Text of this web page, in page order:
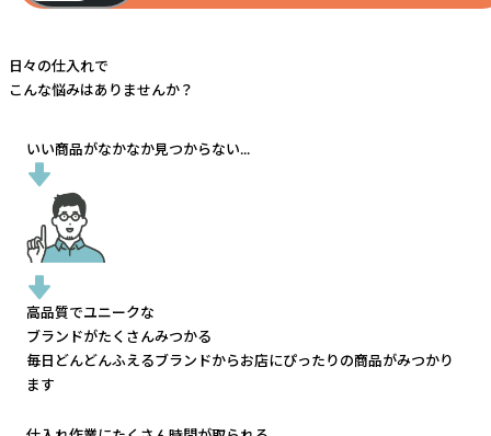
日々の仕入れで
こんな悩みはありませんか？
いい商品がなかなか見つからない...
高品質でユニークな
ブランドがたくさんみつかる
毎日どんどんふえるブランドからお店にぴったりの商品がみつかり
ます